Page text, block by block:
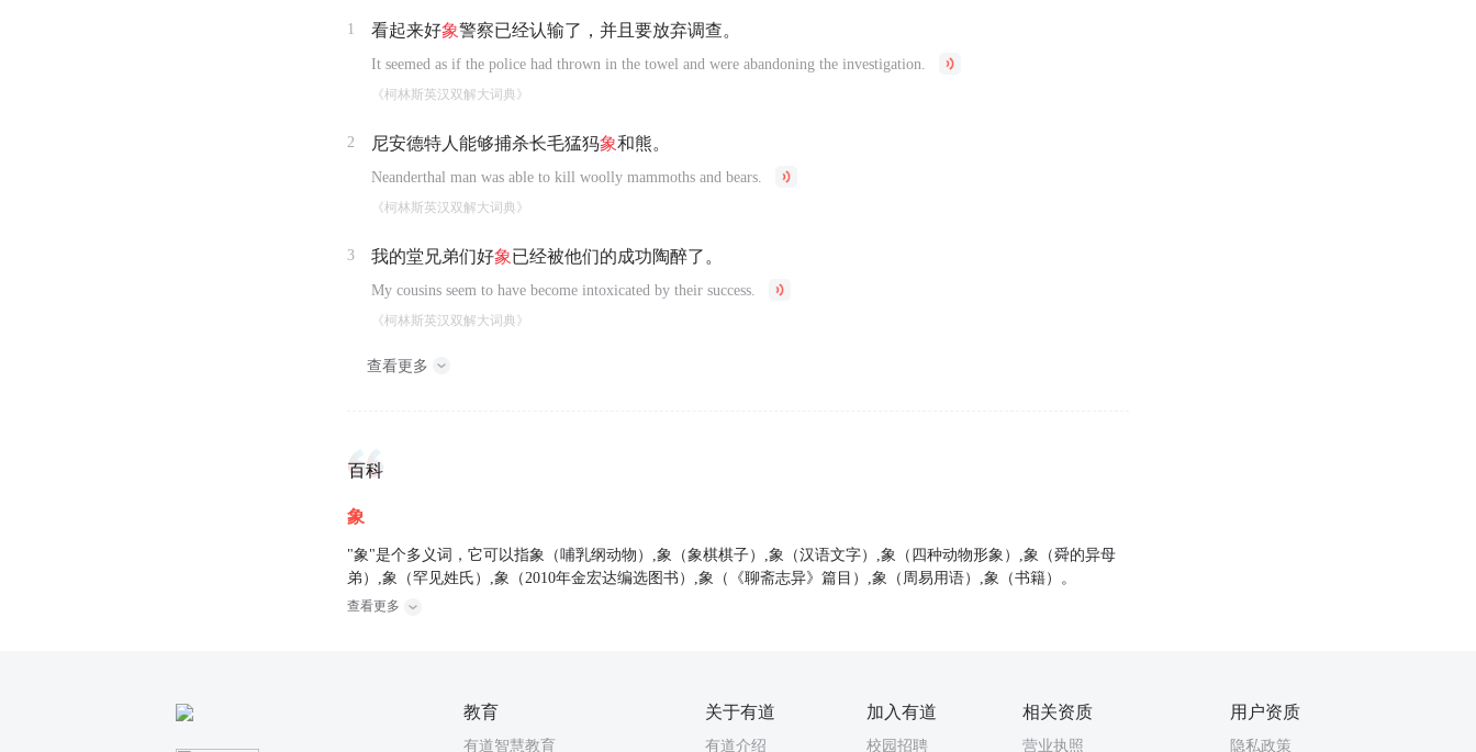
1 看起来好象警察已经认输了，并且要放弃调查。
It seemed as if the police had thrown in the towel and were abandoning the investigation.
《柯林斯英汉双解大词典》
2 尼安德特人能够捕杀长毛猛犸象和熊。
Neanderthal man was able to kill woolly mammoths and bears.
《柯林斯英汉双解大词典》
3 我的堂兄弟们好象已经被他们的成功陶醉了。
My cousins seem to have become intoxicated by their success.
《柯林斯英汉双解大词典》
查看更多
百科
象
"象"是个多义词，它可以指象（哺乳纲动物）,象（象棋棋子）,象（汉语文字）,象（四种动物形象）,象（舜的异母
弟）,象（罕见姓氏）,象（2010年金宏达编选图书）,象（《聊斋志异》篇目）,象（周易用语）,象（书籍）。
查看更多
教育
有道智慧教育
关于有道
有道介绍
加入有道
校园招聘
相关资质
营业执照
用户资质
隐私政策